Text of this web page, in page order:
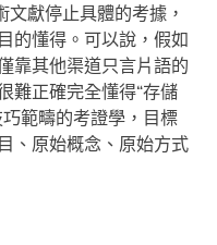
文獻停止具體的考據，
的懂得。可以說，假如
靠其他渠道只言片語的
難正確完全懂得“存儲
範疇的考證學，目標
、原始概念、原始方式